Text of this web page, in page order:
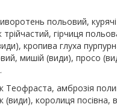
польовий,
трійчастий, гірчиця
кропива глуха
мишій (види), просо
Теофраста, амброзія
королиця посівна,